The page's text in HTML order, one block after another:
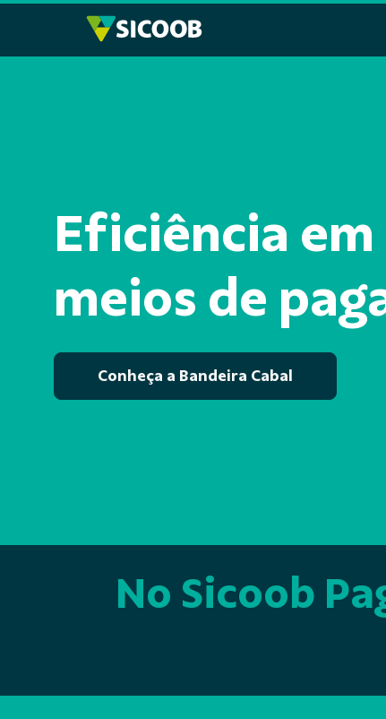
Pular para o Conteúdo principal
Eficiência em
meios de
Conheça a Bandeira Cabal
No Sicoob